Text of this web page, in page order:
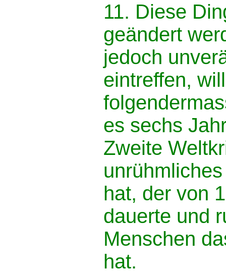
11. Diese
geändert
jedoch
eintreffen,
es sechs
Zweite
hat, der von
dauerte und
Menschen
hat.